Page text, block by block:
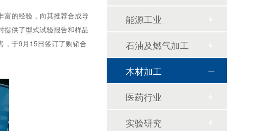
富的经验，向其推荐合成导
提供了型式试验报告和样品
，于9月15日签订了购销合
能源工业
石油及燃气加工
木材加工
医药行业
实验研究